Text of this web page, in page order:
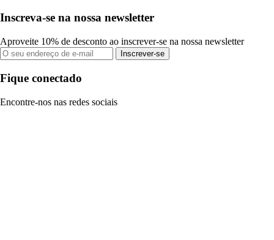
Inscreva-se na nossa newsletter
Aproveite 10% de desconto ao inscrever-se na nossa newsletter
Inscrever-se
Fique conectado
Encontre-nos nas redes sociais